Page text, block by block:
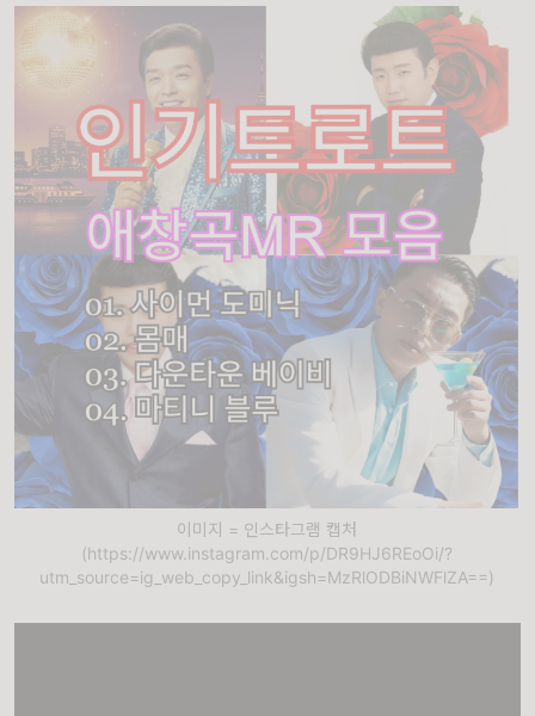
이미지 = 인스타그램 캡처
(https://www.instagram.com/p/DR9HJ6REoOi/?
utm_source=ig_web_copy_link&igsh=MzRlODBiNWFlZA==)